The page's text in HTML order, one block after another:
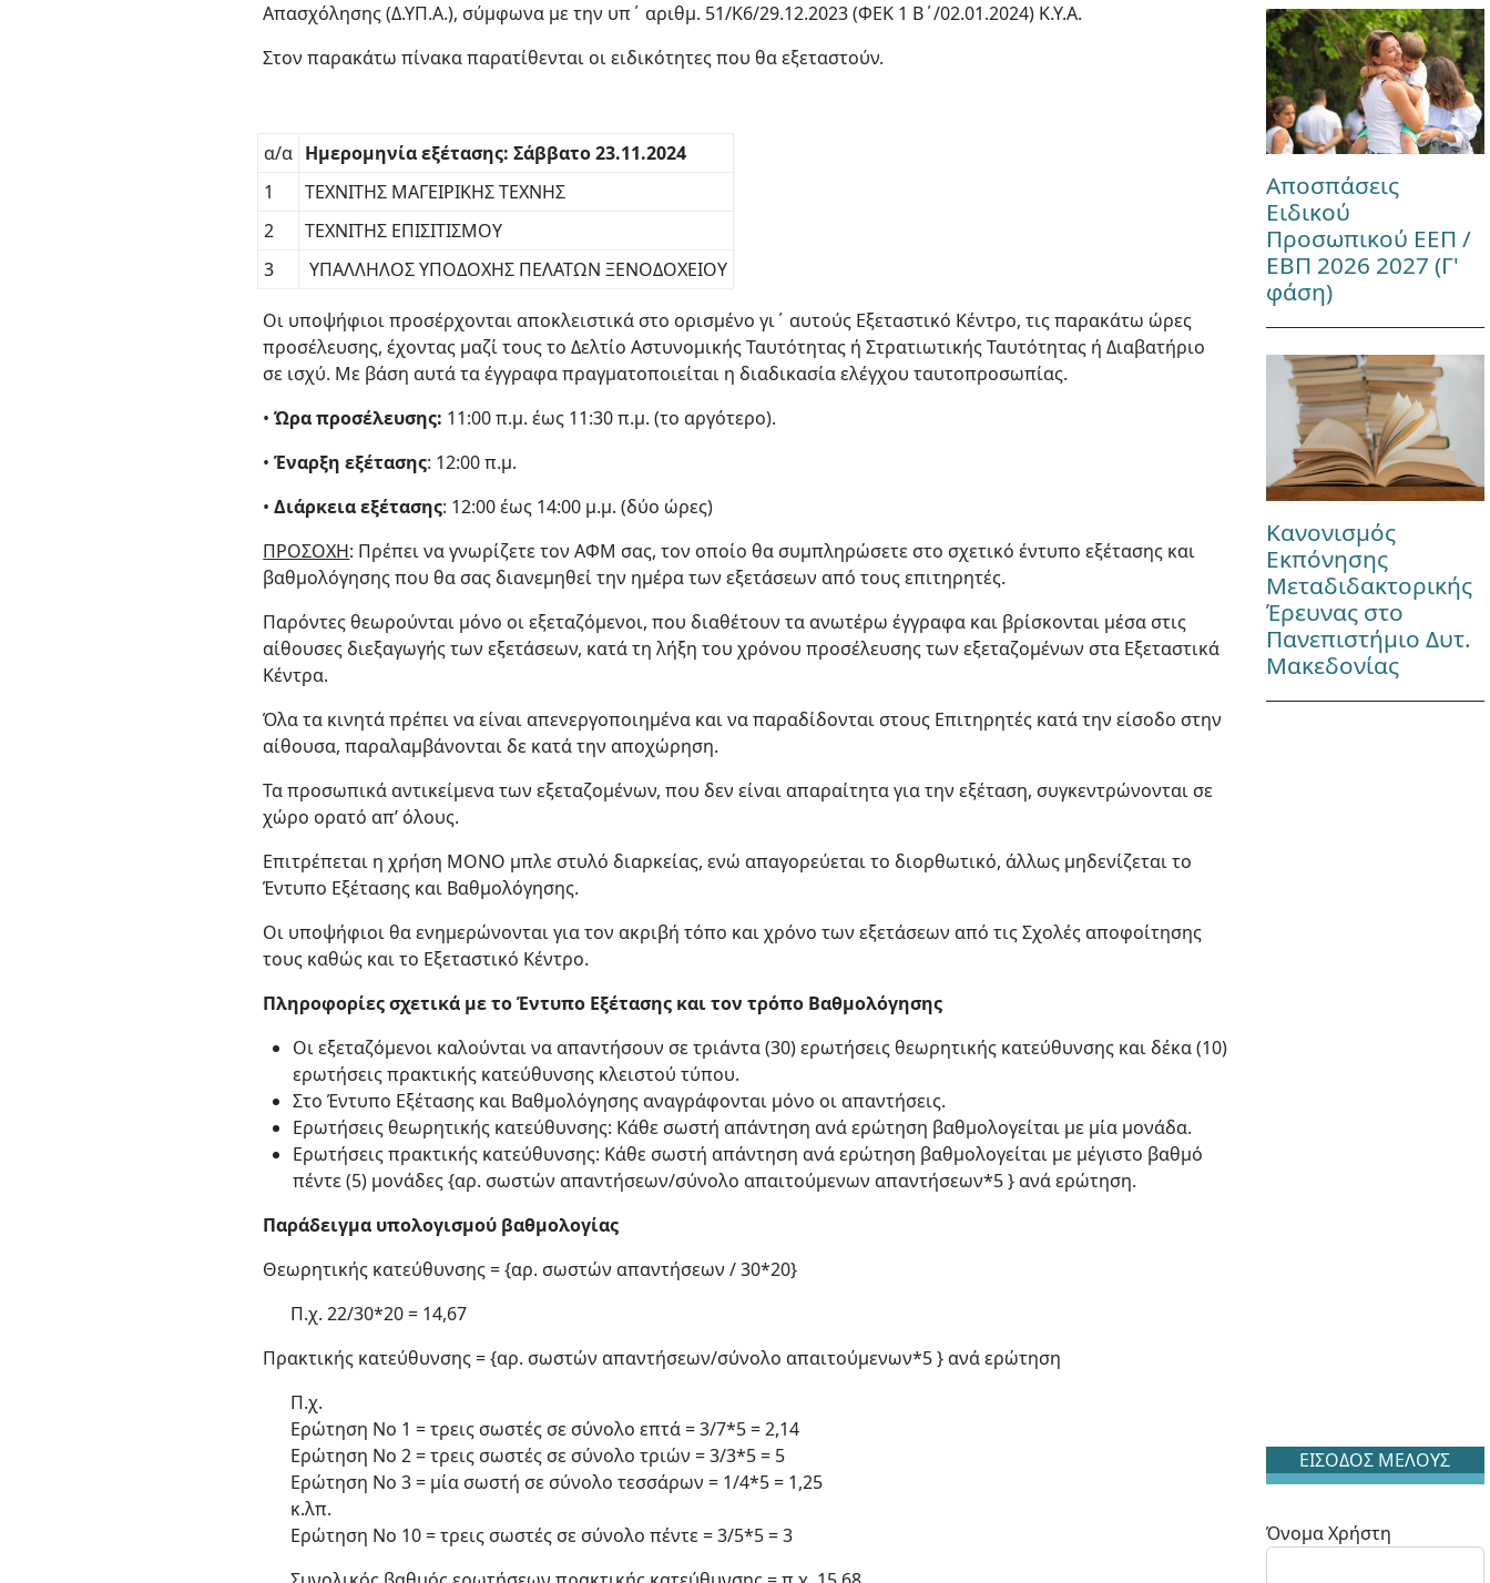
Απασχόλησης (Δ.ΥΠ.Α.), σύμφωνα με την υπ΄ αριθμ. 51/Κ6/29.12.2023 (ΦΕΚ 1 Β΄/02.01.2024) Κ.Υ.Α.
Στον παρακάτω πίνακα παρατίθενται οι ειδικότητες που θα εξεταστούν.
α/α Ημερομηνία εξέτασης: Σάββατο 23.11.2024
1
ΤΕΧΝΙΤΗΣ ΜΑΓΕΙΡΙΚΗΣ ΤΕΧΝΗΣ
2
ΤΕΧΝΙΤΗΣ ΕΠΙΣΙΤΙΣΜΟΥ
3
ΥΠΑΛΛΗΛΟΣ ΥΠΟΔΟΧΗΣ ΠΕΛΑΤΩΝ ΞΕΝΟΔΟΧΕΙΟΥ
Οι υποψήφιοι προσέρχονται αποκλειστικά στο ορισμένο γι΄ αυτούς Εξεταστικό Κέντρο, τις παρακάτω ώρες
προσέλευσης, έχοντας μαζί τους το Δελτίο Αστυνομικής Ταυτότητας ή Στρατιωτικής Ταυτότητας ή Διαβατήριο
σε ισχύ. Με βάση αυτά τα έγγραφα πραγματοποιείται η διαδικασία ελέγχου ταυτοπροσωπίας.
•Ώρα προσέλευσης: 11:00 π.μ. έως 11:30 π.μ. (το αργότερο).
•Έναρξη εξέτασης: 12:00 π.μ.
•Διάρκεια εξέτασης: 12:00 έως 14:00 μ.μ. (δύο ώρες)
ΠΡΟΣΟΧΗ: Πρέπει να γνωρίζετε τον ΑΦΜ σας, τον οποίο θα συμπληρώσετε στο σχετικό έντυπο εξέτασης και
βαθμολόγησης που θα σας διανεμηθεί την ημέρα των εξετάσεων από τους επιτηρητές.
Παρόντες θεωρούνται μόνο οι εξεταζόμενοι, που διαθέτουν τα ανωτέρω έγγραφα και βρίσκονται μέσα στις
αίθουσες διεξαγωγής των εξετάσεων, κατά τη λήξη του χρόνου προσέλευσης των εξεταζομένων στα Εξεταστικά
Κέντρα.
Όλα τα κινητά πρέπει να είναι απενεργοποιημένα και να παραδίδονται στους Επιτηρητές κατά την είσοδο στην
αίθουσα, παραλαμβάνονται δε κατά την αποχώρηση.
Τα προσωπικά αντικείμενα των εξεταζομένων, που δεν είναι απαραίτητα για την εξέταση, συγκεντρώνονται σε
χώρο ορατό απ’ όλους.
Επιτρέπεται η χρήση ΜΟΝΟ μπλε στυλό διαρκείας, ενώ απαγορεύεται το διορθωτικό, άλλως μηδενίζεται το
Έντυπο Εξέτασης και Βαθμολόγησης.
Οι υποψήφιοι θα ενημερώνονται για τον ακριβή τόπο και χρόνο των εξετάσεων από τις Σχολές αποφοίτησης
τους καθώς και το Εξεταστικό Κέντρο.
Πληροφορίες σχετικά με το Έντυπο Εξέτασης και τον τρόπο Βαθμολόγησης
Οι εξεταζόμενοι καλούνται να απαντήσουν σε τριάντα (30) ερωτήσεις θεωρητικής κατεύθυνσης και δέκα (10)
ερωτήσεις πρακτικής κατεύθυνσης κλειστού τύπου.
Στο Έντυπο Εξέτασης και Βαθμολόγησης αναγράφονται μόνο οι απαντήσεις.
Ερωτήσεις θεωρητικής κατεύθυνσης: Κάθε σωστή απάντηση ανά ερώτηση βαθμολογείται με μία μονάδα.
Ερωτήσεις πρακτικής κατεύθυνσης: Κάθε σωστή απάντηση ανά ερώτηση βαθμολογείται με μέγιστο βαθμό
πέντε (5) μονάδες {αρ. σωστών απαντήσεων/σύνολο απαιτούμενων απαντήσεων*5 } ανά ερώτηση.
Παράδειγμα υπολογισμού βαθμολογίας
Θεωρητικής κατεύθυνσης = {αρ. σωστών απαντήσεων / 30*20}
Π.χ. 22/30*20 = 14,67
Πρακτικής κατεύθυνσης = {αρ. σωστών απαντήσεων/σύνολο απαιτούμενων*5 } ανά ερώτηση
Π.χ.
Ερώτηση Νο 1 = τρεις σωστές σε σύνολο επτά = 3/7*5 = 2,14
Ερώτηση Νο 2 = τρεις σωστές σε σύνολο τριών = 3/3*5 = 5
Ερώτηση Νο 3 = μία σωστή σε σύνολο τεσσάρων = 1/4*5 = 1,25
κ.λπ.
Ερώτηση Νο 10 = τρεις σωστές σε σύνολο πέντε = 3/5*5 = 3
Αποσπάσεις
Ειδικού
Προσωπικού ΕΕΠ /
ΕΒΠ 2026 2027 (Γ'
φάση)
Κανονισμός
Εκπόνησης
Μεταδιδακτορικής
Έρευνας στο
Πανεπιστήμιο Δυτ.
Μακεδονίας
ΕΙΣΟΔΟΣ ΜΕΛΟΥΣ
Όνομα Χρήστη